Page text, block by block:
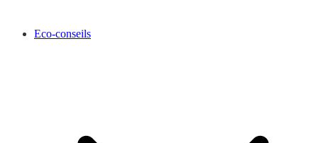
Eco-conseils